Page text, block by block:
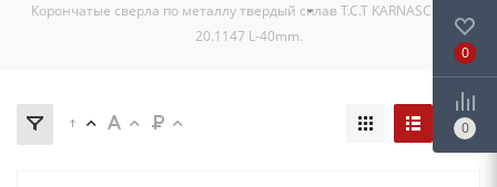
Корончатые сверла по металлу твердый сплав T.C.T KARNASCH art.
20.1147 L-40mm.
0
0